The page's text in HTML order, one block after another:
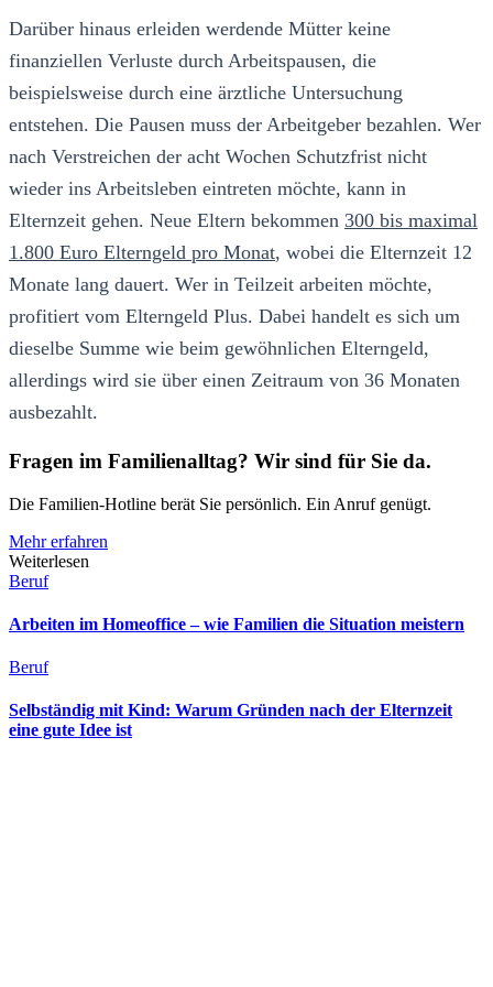
Darüber hinaus erleiden werdende Mütter keine
finanziellen Verluste durch Arbeitspausen, die
beispielsweise durch eine ärztliche Untersuchung
entstehen. Die Pausen muss der Arbeitgeber bezahlen. Wer
nach Verstreichen der acht Wochen Schutzfrist nicht
wieder ins Arbeitsleben eintreten möchte, kann in
Elternzeit gehen. Neue Eltern bekommen 300 bis maximal
1.800 Euro Elterngeld pro Monat, wobei die Elternzeit 12
Monate lang dauert. Wer in Teilzeit arbeiten möchte,
profitiert vom Elterngeld Plus. Dabei handelt es sich um
dieselbe Summe wie beim gewöhnlichen Elterngeld,
allerdings wird sie über einen Zeitraum von 36 Monaten
ausbezahlt.
Fragen im Familienalltag? Wir sind für Sie da.
Die Familien-Hotline berät Sie persönlich. Ein Anruf genügt.
Mehr erfahren
Weiterlesen
Beruf
Arbeiten im Homeoffice – wie Familien die Situation meistern
Beruf
Selbständig mit Kind: Warum Gründen nach der Elternzeit
eine gute Idee ist